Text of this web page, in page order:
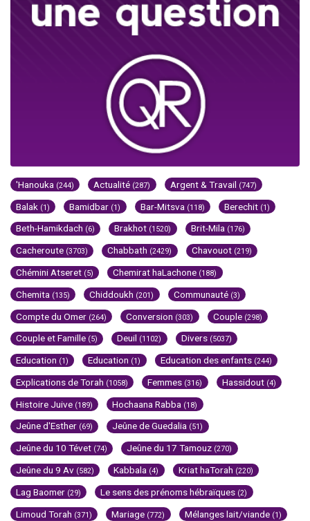
'Hanouka (244) Actualité (287) Argent & Travail (747)
Balak (1) Bamidbar (1) Bar-Mitsva (118) Berechit (1)
Beth-Hamikdach (6) Brakhot (1520) Brit-Mila (176)
Cacheroute (3703) Chabbath (2429) Chavouot (219)
Chémini Atseret (5) Chemirat haLachone (188)
Chemita (135) Chiddoukh (201) Communauté (3)
Compte du Omer (264) Conversion (303) Couple (298)
Couple et Famille (5) Deuil (1102) Divers (5037)
Education (1) Education (1) Education des enfants (244)
Explications de Torah (1058) Femmes (316) Hassidout (4)
Histoire Juive (189) Hochaana Rabba (18)
Jeûne d'Esther (69) Jeûne de Guedalia (51)
Jeûne du 10 Tévet (74) Jeûne du 17 Tamouz (270)
Jeûne du 9 Av (582) Kabbala (4) Kriat haTorah (220)
Lag Baomer (29) Le sens des prénoms hébraïques (2)
Limoud Torah (371) Mariage (772) Mélanges lait/viande (1)